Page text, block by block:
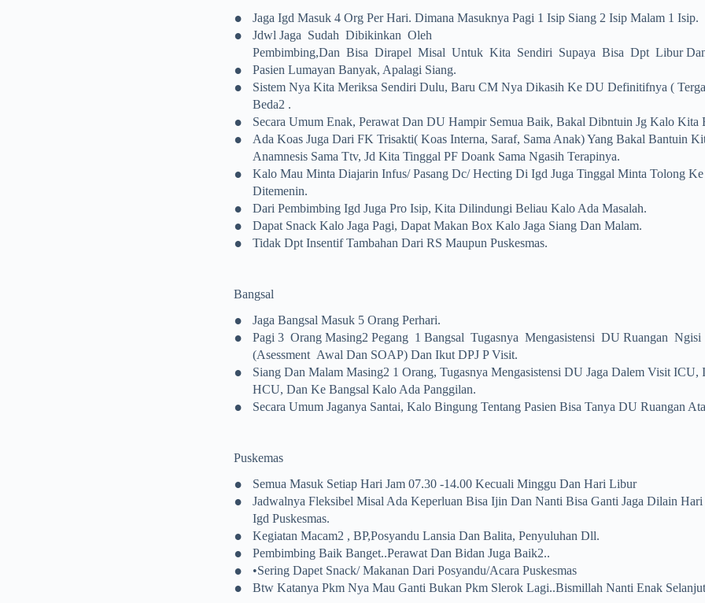
• Jaga Igd Masuk 4 Org Per Hari. Dimana Masuknya Pagi 1 Isip Siang 2 Isip Malam 1 Isip.
•
Jdwl Jaga Sudah Dibikinkan Oleh
Pembimbing,dan Bisa Dirapel Misal Untuk Kita Sendiri Supaya Bisa Dpt Libur
• Pasien Lumayan Banyak, Apalagi Siang.
•
Sistem Nya Kita Meriksa Sendiri Dulu, Baru CM Nya Dikasih Ke DU Definitifnya (
Beda2 .
• Secara Umum Enak, Perawat Dan DU Hampir Semua Baik, Bakal Dibntuin Jg Kalo Kita
•
Ada Koas Juga Dari FK Trisakti( Koas Interna, Saraf, Sama Anak) Yang Bakal Bantuin
Anamnesis Sama Ttv, Jd Kita Tinggal PF Doank Sama Ngasih Terapinya.
•
Kalo Mau Minta Diajarin Infus/ Pasang Dc/ Hecting Di Igd Juga Tinggal Minta Tolong
Ditemenin.
• Dari Pembimbing Igd Juga Pro Isip, Kita Dilindungi Beliau Kalo Ada Masalah.
• Dapat Snack Kalo Jaga Pagi, Dapat Makan Box Kalo Jaga Siang Dan Malam.
• Tidak Dpt Insentif Tambahan Dari RS Maupun Puskesmas.
Bangsal
• Jaga Bangsal Masuk 5 Orang Perhari.
•
Pagi 3 Orang Masing2 Pegang 1 Bangsal Tugasnya Mengasistensi DU Ruangan Ngisi
(asessment Awal Dan SOAP) Dan Ikut DPJ P Visit.
•
Siang Dan Malam Masing2 1 Orang, Tugasnya Mengasistensi DU Jaga Dalem Visit
HCU, Dan Ke Bangsal Kalo Ada Panggilan.
• Secara Umum Jaganya Santai, Kalo Bingung Tentang Pasien Bisa Tanya DU Ruangan
Puskemas
• Semua Masuk Setiap Hari Jam 07.30 -14.00 Kecuali Minggu Dan Hari Libur
•
Jadwalnya Fleksibel Misal Ada Keperluan Bisa Ijin Dan Nanti Bisa Ganti Jaga Dilain
Igd Puskesmas.
• Kegiatan Macam2 , BP,Posyandu Lansia Dan Balita, Penyuluhan Dll.
• Pembimbing Baik Banget..perawat Dan Bidan Juga Baik2..
• •Sering Dapet Snack/ Makanan Dari Posyandu/acara Puskesmas
• Btw Katanya Pkm Nya Mau Ganti Bukan Pkm Slerok Lagi..bismillah Nanti Enak